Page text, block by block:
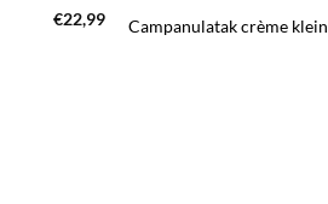
€22,99 Campanulatak crème klein